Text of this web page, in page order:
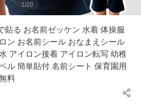
1 /20
貼る お名前ゼッケン 水着 体操服
ン お名前シール おなまえシール
アイロン接着 アイロン転写 幼稚
ル 簡単貼付 名前シート 保育園用
料